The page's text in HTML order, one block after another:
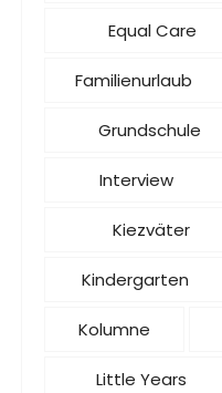
Equal Care
Familienurlaub
Grundschule
Interview
Kiezväter
Kindergarten
Kolumne
Little Years